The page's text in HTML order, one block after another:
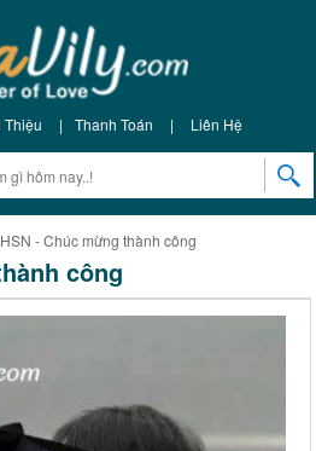
Thiệu | Thanh Toán | Liên Hệ
HSN - Chúc mừng thành công
công